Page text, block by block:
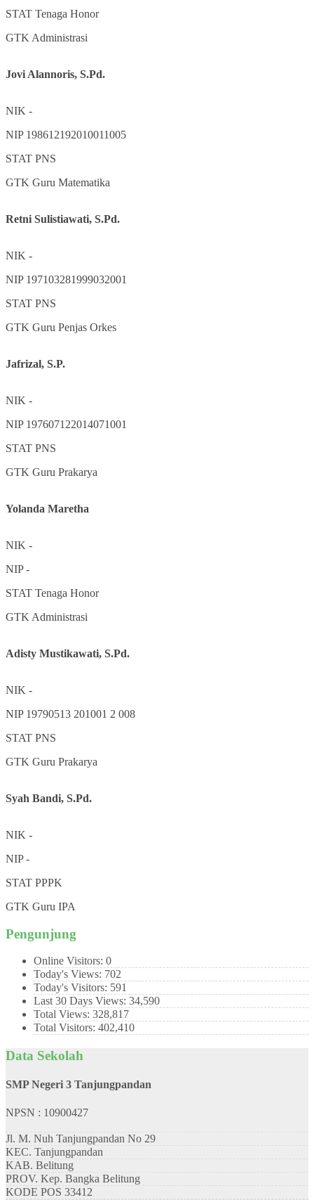
STAT Tenaga Honor
GTK Administrasi
Jovi Alannoris, S.Pd.
NIK -
NIP 198612192010011005
STAT PNS
GTK Guru Matematika
Retni Sulistiawati, S.Pd.
NIK -
NIP 197103281999032001
STAT PNS
GTK Guru Penjas Orkes
Jafrizal, S.P.
NIK -
NIP 197607122014071001
STAT PNS
GTK Guru Prakarya
Yolanda Maretha
NIK -
NIP-
STAT Tenaga Honor
GTK Administrasi
Adisty Mustikawati, S.Pd.
NIK -
NIP 19790513 201001 2 008
STAT PNS
GTK Guru Prakarya
Syah Bandi, S.Pd.
NIK -
NIP-
STAT PPPK
GTK Guru IPA
Pengunjung
Online Visitors: 0
Today's Views: 702
Today's Visitors: 591
Last 30 Days Views: 34,590
Total Views: 328,817
Total Visitors: 402,410
Data Sekolah
SMP Negeri 3 Tanjungpandan
NPSN : 10900427
Jl. M. Nuh Tanjungpandan No 29
KEC. Tanjungpandan
KAB. Belitung
PROV. Kep. Bangka Belitung
KODE POS 33412